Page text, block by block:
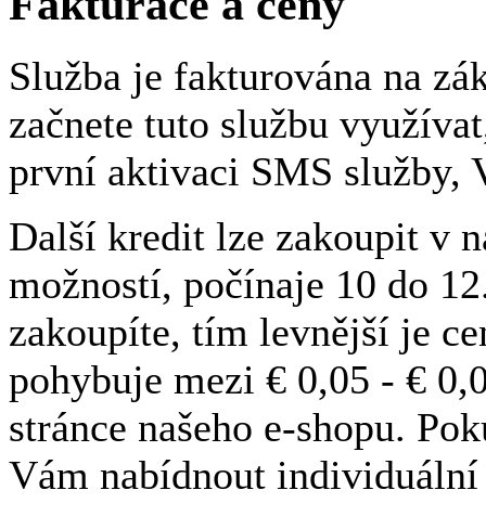
Služba je fakturována na
začnete tuto službu
první aktivaci SMS služby,
Další kredit lze zakoupit v
možností, počínaje 10 do
zakoupíte, tím levnější je
pohybuje mezi € 0,05 - €
stránce našeho e-shopu.
Vám nabídnout individuální